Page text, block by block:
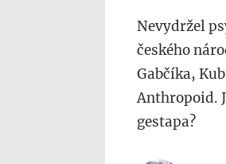
Nevydržel
českého
Gabčíka,
Anthropoid.
gestapa?